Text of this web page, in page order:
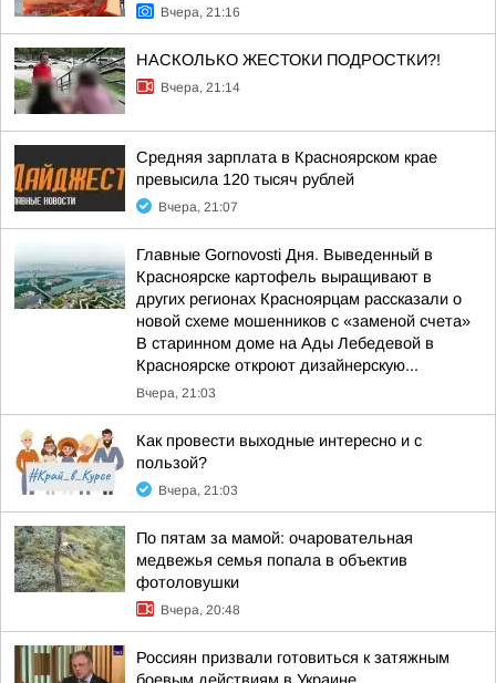
Вчера, 21:16
НАСКОЛЬКО ЖЕСТОКИ ПОДРОСТКИ?!
Вчера, 21:14
Средняя зарплата в Красноярском крае
превысила 120 тысяч рублей
Вчера, 21:07
Главные Gornovosti Дня. Выведенный в
Красноярске картофель выращивают в
других регионах Красноярцам рассказали о
новой схеме мошенников с «заменой счета»
В старинном доме на Ады Лебедевой в
Красноярске откроют дизайнерскую...
Вчера, 21:03
Как провести выходные интересно и с
пользой?
Вчера, 21:03
По пятам за мамой: очаровательная
медвежья семья попала в объектив
фотоловушки
Вчера, 20:48
Россиян призвали готовиться к затяжным